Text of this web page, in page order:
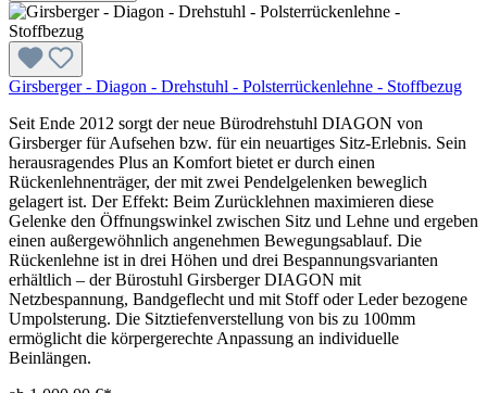
Girsberger - Diagon - Drehstuhl - Polsterrückenlehne - Stoffbezug
Seit Ende 2012 sorgt der neue Bürodrehstuhl DIAGON von
Girsberger für Aufsehen bzw. für ein neuartiges Sitz-Erlebnis. Sein
herausragendes Plus an Komfort bietet er durch einen
Rückenlehnenträger, der mit zwei Pendelgelenken beweglich
gelagert ist. Der Effekt: Beim Zurücklehnen maximieren diese
Gelenke den Öffnungswinkel zwischen Sitz und Lehne und ergeben
einen außergewöhnlich angenehmen Bewegungsablauf. Die
Rückenlehne ist in drei Höhen und drei Bespannungsvarianten
erhältlich – der Bürostuhl Girsberger DIAGON mit
Netzbespannung, Bandgeflecht und mit Stoff oder Leder bezogene
Umpolsterung. Die Sitztiefenverstellung von bis zu 100mm
ermöglicht die körpergerechte Anpassung an individuelle
Beinlängen.